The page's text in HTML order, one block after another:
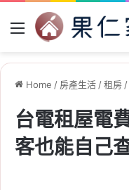
Menu
Home / 房產生活/租房/
台電租屋電
客也能自己